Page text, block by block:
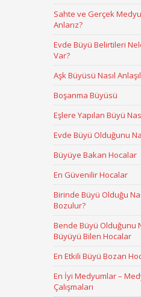
Sahte ve Gerçek
Anlarız?
Evde Büyü Belirtileri
Var?
Aşk Büyüsü Nasıl
Boşanma Büyüsü
Eşlere Yapılan Büyü
Evde Büyü Olduğunu
Büyüye Bakan Hocalar
En Güvenilir Hocalar
Birinde Büyü Olduğu
Bozulur?
Bende Büyü Olduğunu
Büyüyü Bilen Hocalar
En Etkili Büyü Bozan
En İyi Medyumlar –
Çalışmaları